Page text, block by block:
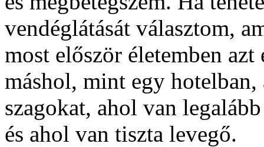
vendéglátását választom,
most először életemben
máshol, mint egy hotelban,
szagokat, ahol van
és ahol van tiszta levegő.